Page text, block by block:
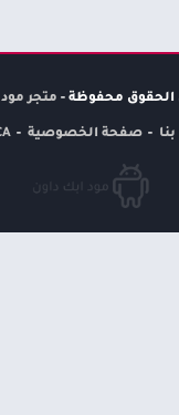
متجر مود
صفحة الخصوصية